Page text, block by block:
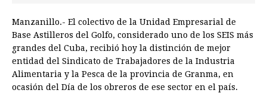
Manzanillo.- El colectivo de la Unidad Empresarial de
Base Astilleros del Golfo, considerado uno de los SEIS más
grandes del Cuba, recibió hoy la distinción de mejor
entidad del Sindicato de Trabajadores de la Industria
Alimentaria y la Pesca de la provincia de Granma, en
ocasión del Día de los obreros de ese sector en el país.